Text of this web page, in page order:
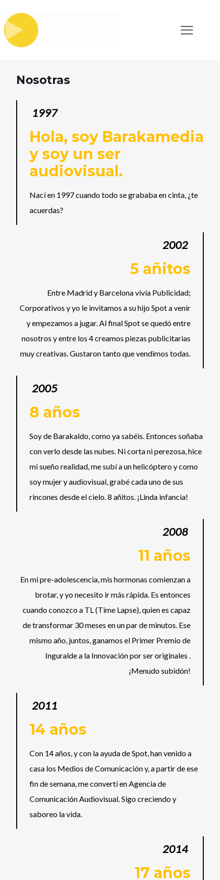
Nosotras
1997
Hola, soy Barakamedia
y soy un ser
audiovisual.
Nací en 1997 cuando todo se grababa en cinta, ¿te
acuerdas?
2002
5 añitos
Entre Madrid y Barcelona vivía Publicidad;
Corporativos y yo le invitamos a su hijo Spot a venir
y empezamos a jugar. Al final Spot se quedó entre
nosotros y entre los 4 creamos piezas publicitarias
muy creativas. Gustaron tanto que vendimos todas.
2005
8 años
Soy de Barakaldo, como ya sabéis. Entonces soñaba
con verlo desde las nubes. Ni corta ni perezosa, hice
mi sueño realidad, me subí a un helicóptero y como
soy mujer y audiovisual, grabé cada uno de sus
rincones desde el cielo. 8 añitos. ¡Linda infancia!
2008
11 años
En mi pre-adolescencia, mis hormonas comienzan a
brotar, y yo necesito ir más rápida. Es entonces
cuando conozco a TL (Time Lapse), quien es capaz
de transformar 30 meses en un par de minutos. Ese
mismo año, juntos, ganamos el Primer Premio de
Inguralde a la Innovación por ser originales .
¡Menudo subidón!
2011
14 años
Con 14 años, y con la ayuda de Spot, han venido a
casa los Medios de Comunicación y, a partir de ese
fin de semana, me convertí en Agencia de
Comunicación Audiovisual. Sigo creciendo y
saboreo la vida.
2014
17 años